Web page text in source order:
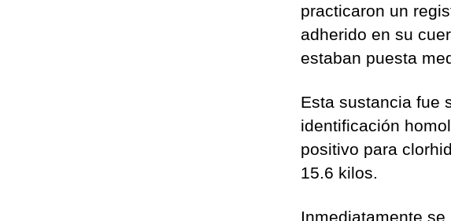
practicaron un
adherido en su
estaban puesta
Esta sustancia fue
identificación
positivo para
15.6 kilos.
Inmediatamente